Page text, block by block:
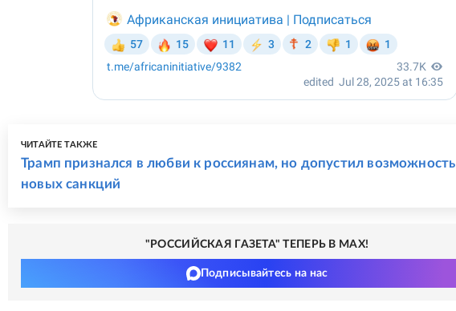
ЧИТАЙТЕ ТАКЖЕ
Трамп признался в любви к россиянам, но допустил возможность
новых санкций
"РОССИЙСКАЯ ГАЗЕТА" ТЕПЕРЬ В MAX!
Подписывайтесь на нас